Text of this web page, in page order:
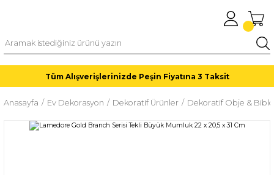
Tüm Alışverişlerinizde Peşin Fiyatına 3 Taksit
Anasayfa Ev Dekorasyon Dekoratif Ürünler Dekoratif Obje & Biblo